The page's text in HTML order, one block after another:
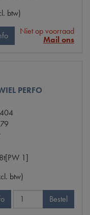
btw)
Niet op voorraad
Mail ons
PERFO
1]
btw)
Bestel